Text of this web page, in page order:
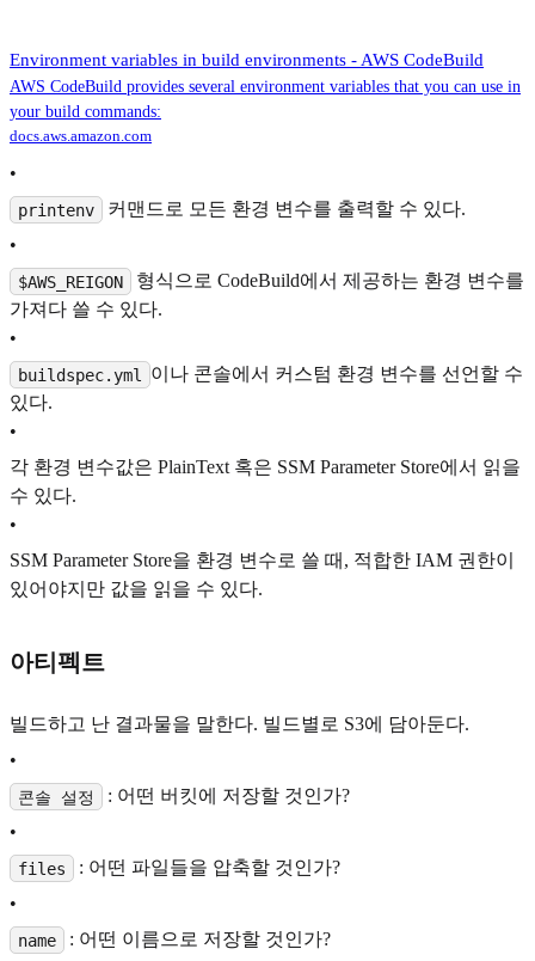
Environment variables in build environments - AWS CodeBuild
AWS CodeBuild provides several environment variables that you can use in
your build commands:
docs.aws.amazon.com
•
printenv
커맨드로 모든 환경 변수를 출력할 수 있다.
•
$AWS_REIGON
형식으로 CodeBuild에서 제공하는 환경 변수를
가져다 쓸 수 있다.
•
buildspec.yml
이나 콘솔에서 커스텀 환경 변수를 선언할 수
있다.
•
각 환경 변수값은 PlainText 혹은 SSM Parameter Store에서 읽을
수 있다.
•
SSM Parameter Store을 환경 변수로 쓸 때, 적합한 IAM 권한이
있어야지만 값을 읽을 수 있다.
아티펙트
빌드하고 난 결과물을 말한다. 빌드별로 S3에 담아둔다.
•
콘솔 설정
: 어떤 버킷에 저장할 것인가?
•
files
: 어떤 파일들을 압축할 것인가?
•
name : 어떤 이름으로 저장할 것인가?